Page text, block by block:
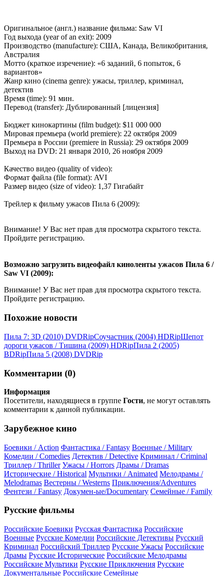
Оригинальное (англ.) название фильма: Saw VI
Год выхода (year of an exit): 2009
Производство (manufacture): США, Канада, Великобритания,
Австралия
Мотто (краткое изречение): «6 заданий, 6 попыток, 6
вариантов»
Жанр кино (cinema genre): ужасы, триллер, криминал,
детектив
Время (time): 91 мин.
Перевод (transfer): Дублированный [лицензия]
Бюджет кинокартины (film budget): $11 000 000
Мировая премьера (world premiere): 22 октября 2009
Премьера в России (premiere in Russia): 29 октября 2009
Выход на DVD: 21 января 2010, 26 ноября 2009
Качество видео (quality of video):
Формат файла (file format): AVI
Размер видео (size of video): 1,37 Гигабайт
Трейлер к фильму ужасов Пила 6 (2009):
Внимание! У Вас нет прав для просмотра скрытого текста.
Пройдите регистрацию.
Возможно загрузить видеофайл киноленты ужасов Пила 6 /
Saw VI (2009):
Внимание! У Вас нет прав для просмотра скрытого текста.
Пройдите регистрацию.
Похожие новости
Пила 7: 3D (2010) DVDRірСоучастник (2004) НDRірШепот
дороги ужасов / Тишина (2009) НDRірПила 2 (2005)
ВDRірПила 5 (2008) DVDRір
Комментарии (0)
Информация
Посетители, находящиеся в группе Гости, не могут оставлять
комментарии к данной публикации.
Зарубежное кино
Боевики / Action Фантастика / Fantasy Военные / Military
Комедии / Comedies Детектив / Detective Криминал / Criminal
Триллер / Thriller Ужасы / Horrors Драмы / Dramas
Исторические / Historical Мультики / Animated Мелодрамы /
Melodramas Вестерны / Westerns Приключения/Adventures
Фентези / Fantasy Докумен-ые/Documentary Семейные / Family
Русские фильмы
Российские Боевики Русская Фантастика Российские
Военные Русские Комедии Российские Детективы Русский
Криминал Российский Триллер Русские Ужасы Российские
Драмы Русские Исторические Российские Мелодрамы
Российские Мультики Русские Приключения Русские
Документальные Российские Семейные